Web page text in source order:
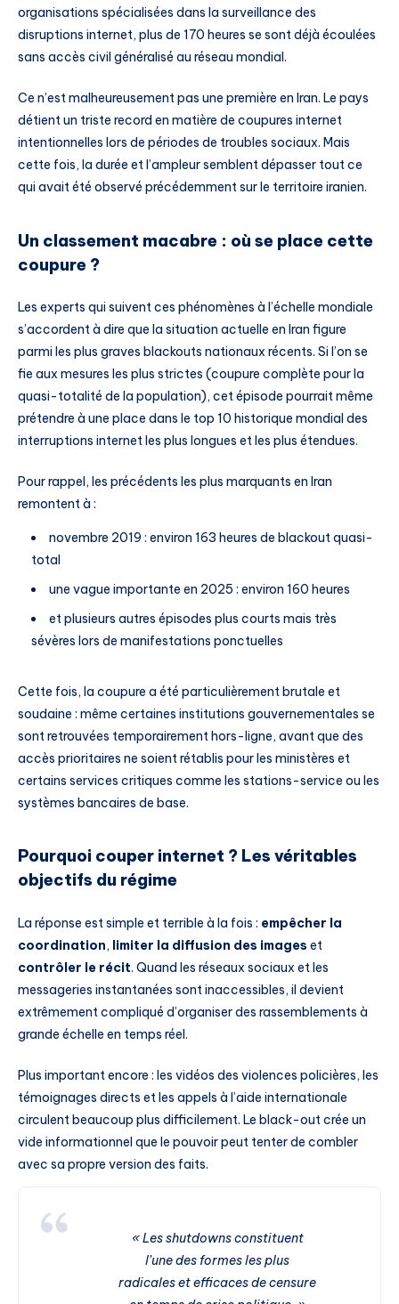
organisations spécialisées dans la surveillance des
disruptions internet, plus de 170 heures se sont déjà écoulées
sans accès civil généralisé au réseau mondial.
Ce n’est malheureusement pas une première en Iran. Le pays
détient un triste record en matière de coupures internet
intentionnelles lors de périodes de troubles sociaux. Mais
cette fois, la durée et l’ampleur semblent dépasser tout ce
qui avait été observé précédemment sur le territoire iranien.
Un classement macabre : où se place cette
coupure ?
Les experts qui suivent ces phénomènes à l’échelle mondiale
s’accordent à dire que la situation actuelle en Iran figure
parmi les plus graves blackouts nationaux récents. Si l’on se
fie aux mesures les plus strictes (coupure complète pour la
quasi-totalité de la population), cet épisode pourrait même
prétendre à une place dans le top 10 historique mondial des
interruptions internet les plus longues et les plus étendues.
Pour rappel, les précédents les plus marquants en Iran
remontent à :
novembre 2019 : environ 163 heures de blackout quasi-
total
une vague importante en 2025 : environ 160 heures
et plusieurs autres épisodes plus courts mais très
sévères lors de manifestations ponctuelles
Cette fois, la coupure a été particulièrement brutale et
soudaine : même certaines institutions gouvernementales se
sont retrouvées temporairement hors-ligne, avant que des
accès prioritaires ne soient rétablis pour les ministères et
certains services critiques comme les stations-service ou les
systèmes bancaires de base.
Pourquoi couper internet ? Les véritables
objectifs du régime
La réponse est simple et terrible à la fois : empêcher la
coordination, limiter la diffusion des images et
contrôler le récit. Quand les réseaux sociaux et les
messageries instantanées sont inaccessibles, il devient
extrêmement compliqué d’organiser des rassemblements à
grande échelle en temps réel.
Plus important encore : les vidéos des violences policières, les
témoignages directs et les appels à l’aide internationale
circulent beaucoup plus difficilement. Le black-out crée un
vide informationnel que le pouvoir peut tenter de combler
avec sa propre version des faits.
« Les shutdowns constituent
l’une des formes les plus
radicales et efficaces de censure